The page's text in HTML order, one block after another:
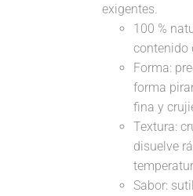
exigentes.
100 %
contenido
Forma:
forma
fina y
Textura:
disuelve
Sabor: